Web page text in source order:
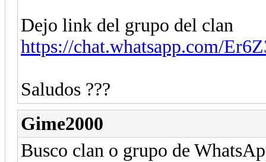
Dejo link del grupo del clan
https://chat.whatsapp.com/
Saludos ???
Gime2000
Busco clan o grupo de